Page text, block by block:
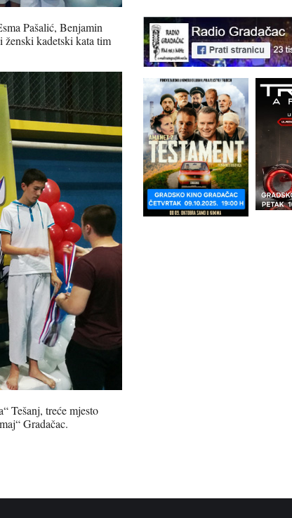
Pašalić, Benjamin
kadetski kata tim
Tešanj, treće mjesto
Gradačac.